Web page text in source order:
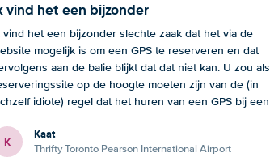
vind het een bijzonder
vind het een bijzonder slechte zaak dat het via de
mogelijk is om een GPS te reserveren en dat
aan de balie blijkt dat dat niet kan. U zou als
op de hoogte moeten zijn van de (in
idiote) regel dat het huren van een GPS bij een
mogelijkheid om nog een andere keuze te maken.
K Kaat
Thrifty Toronto Pearson International Airport